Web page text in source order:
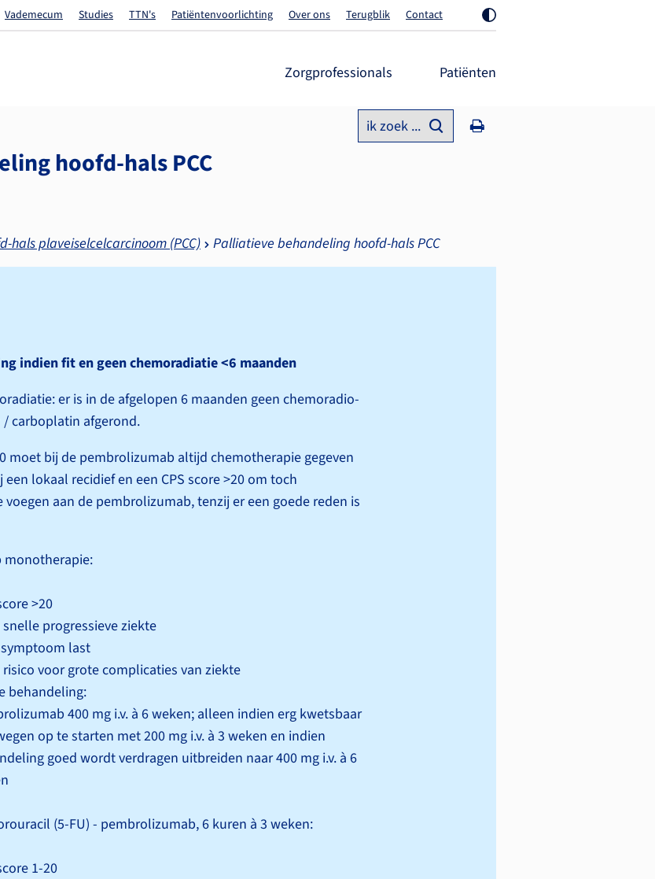
Vademecum Studies TTN's Patiëntenvoorlichting Over ons Terugblik Contact
Zorgprofessionals Patiënten
ik zoek ...
hoofd-hals PCC
hals plaveiselcelcarcinoom (PCC) Palliatieve behandeling hoofd-hals PCC
indien fit en geen chemoradiatie <6 maanden
er is in de afgelopen 6 maanden geen chemo­radio­
carboplatin afgerond.
moet bij de pembrolizumab altijd chemotherapie gegeven
lokaal recidief en een CPS score >20 om toch
aan de pembrolizumab, tenzij er een goede reden is
monotherapie:
>20
snelle progressieve ziekte
last
risico voor grote complicaties van ziekte
behandeling:
400 mg i.v. à 6 weken; alleen indien erg kwetsbaar
op te starten met 200 mg i.v. à 3 weken en indien
goed wordt verdragen uitbreiden naar 400 mg i.v. à 6
(5-FU) - pembrolizumab, 6 kuren à 3 weken:
1-20